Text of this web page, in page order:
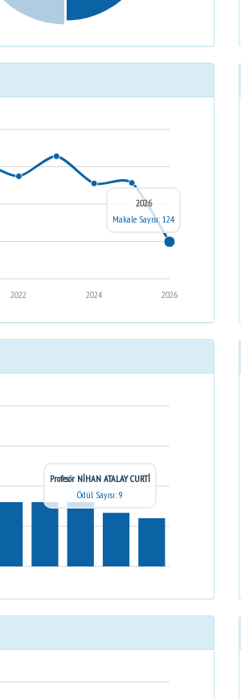
2026
2024
2022
2026
Makale Sayısı: 124
Profesör NİHAN ATALAY CURTİ
Ödül Sayısı: 9